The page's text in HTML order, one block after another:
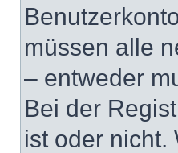
müssen alle
– entweder
Bei der
ist oder nicht.